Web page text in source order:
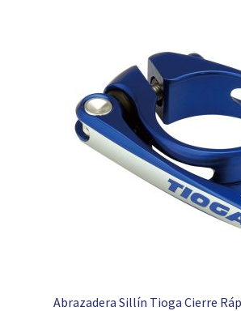
Abrazadera Sillín Tioga Cierre